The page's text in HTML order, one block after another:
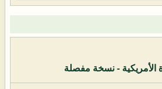
الأمريكية - نسخة مفصلة